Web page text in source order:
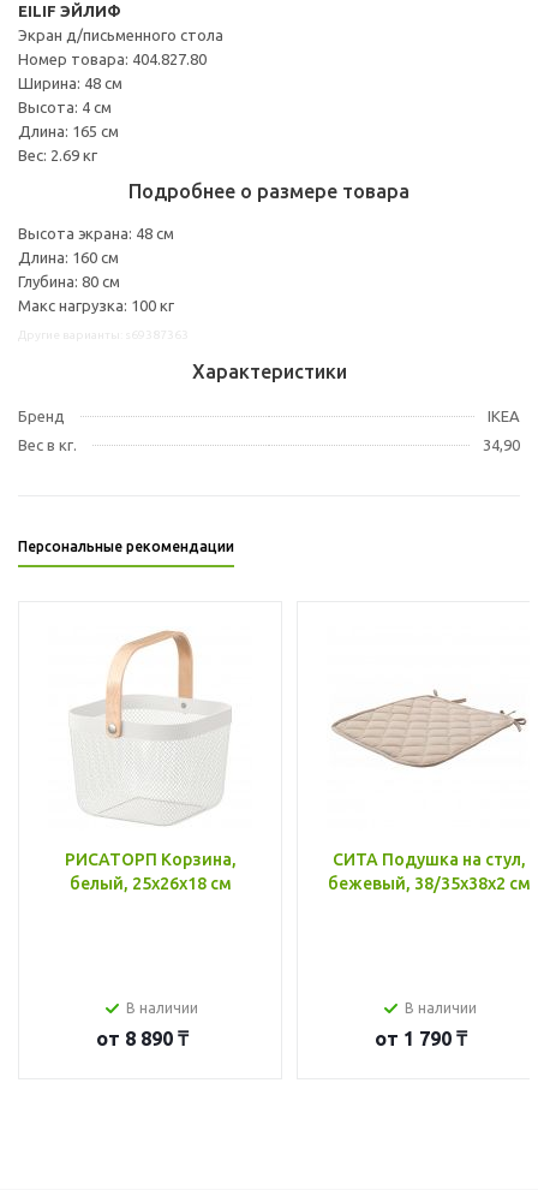
EILIF ЭЙЛИФ
Экран д/письменного стола
Номер товара: 404.827.80
Ширина: 48 см
Высота: 4 см
Длина: 165 см
Вес: 2.69 кг
Подробнее о размере товара
Высота экрана: 48 см
Длина: 160 см
Глубина: 80 см
Макс нагрузка: 100 кг
Характеристики
Бренд
IKEA
Вес в кг.
34,90
Персональные рекомендации
РИСАТОРП Корзина,
белый, 25x26x18 см
В наличии
от 8 890 ₸
СИТА Подушка на стул,
бежевый, 38/35x38x2 см
В наличии
от 1 790 ₸